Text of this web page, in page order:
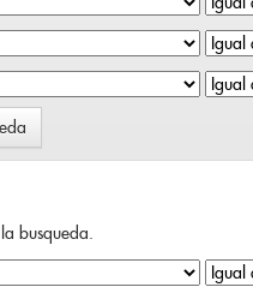
busqueda.